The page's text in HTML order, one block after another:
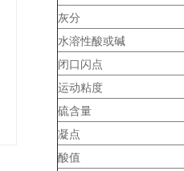
灰分
水溶性酸或碱
闭口闪点
运动粘度
硫含量
凝点
酸值